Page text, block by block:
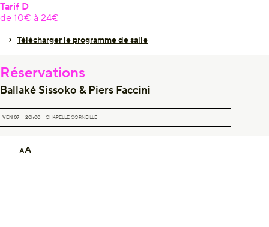
AA
Tarif D
de 10€ à 24€
Télécharger le programme de salle
Réservations
Ballaké Sissoko & Piers Faccini
VEN 07 20h00
BALLAKÉ SISSOKO & PIERS FACCINI
CHAPELLE CORNEILLE